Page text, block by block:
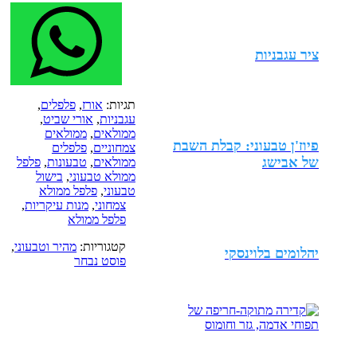
ציר עגבניות
פיוז'ן טבעוני: קבלת השבת
של אבישג
יהלומים בלוינסקי
תגיות: אורז,פלפלים,
עגבניות, אורי שביט,
ממולאים,ממולאים
צמחוניים,פלפלים
ממולאים, טבעונות,פלפל
ממולא טבעוני, בישול
טבעוני,פלפל ממולא
צמחוני, מנות עיקריות,
פלפל ממולא
קטגוריות: מהיר וטבעוני,
פוסט נבחר